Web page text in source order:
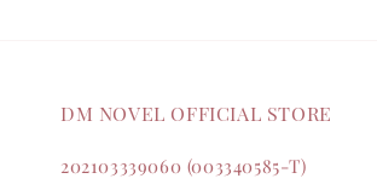
DM NOVEL OFFICIAL STORE
202103339060 (003340585-T)